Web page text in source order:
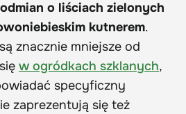
o liściach zielonych
kutnerem.
znacznie mniejsze od
w ogródkach szklanych,
specyficzny
zaprezentują się też